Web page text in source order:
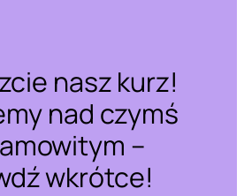
nasz kurz!
nad czymś
–
wkrótce!